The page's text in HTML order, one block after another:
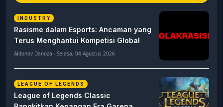
INDUSTRY
Rasisme dalam Esports: Ancaman yang
Terus Menghantui Kompetisi Global
Aldonov Danoza - Selasa, 04 Agustus 2026
LEAGUE OF LEGENDS
League of Legends Classic